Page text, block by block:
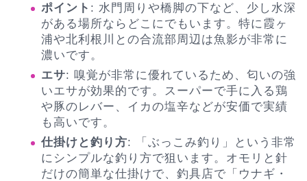
ポイント : 水門周りや橋脚の下など、少し水深
がある場所ならどこにでもいます。特に霞ヶ
浦や北利根川との合流部周辺は魚影が非常に
濃いです。
エサ: 嗅覚が非常に優れているため、匂いの強
いエサが効果的です。スーパーで手に入る鶏
や豚のレバー、イカの塩辛などが安価で実績
も高いです。
仕掛けと釣り方: 「ぶっこみ釣り」という非常
にシンプルな釣り方で狙います。オモリと針
だけの簡単な仕掛けで、釣具店で「ウナギ・